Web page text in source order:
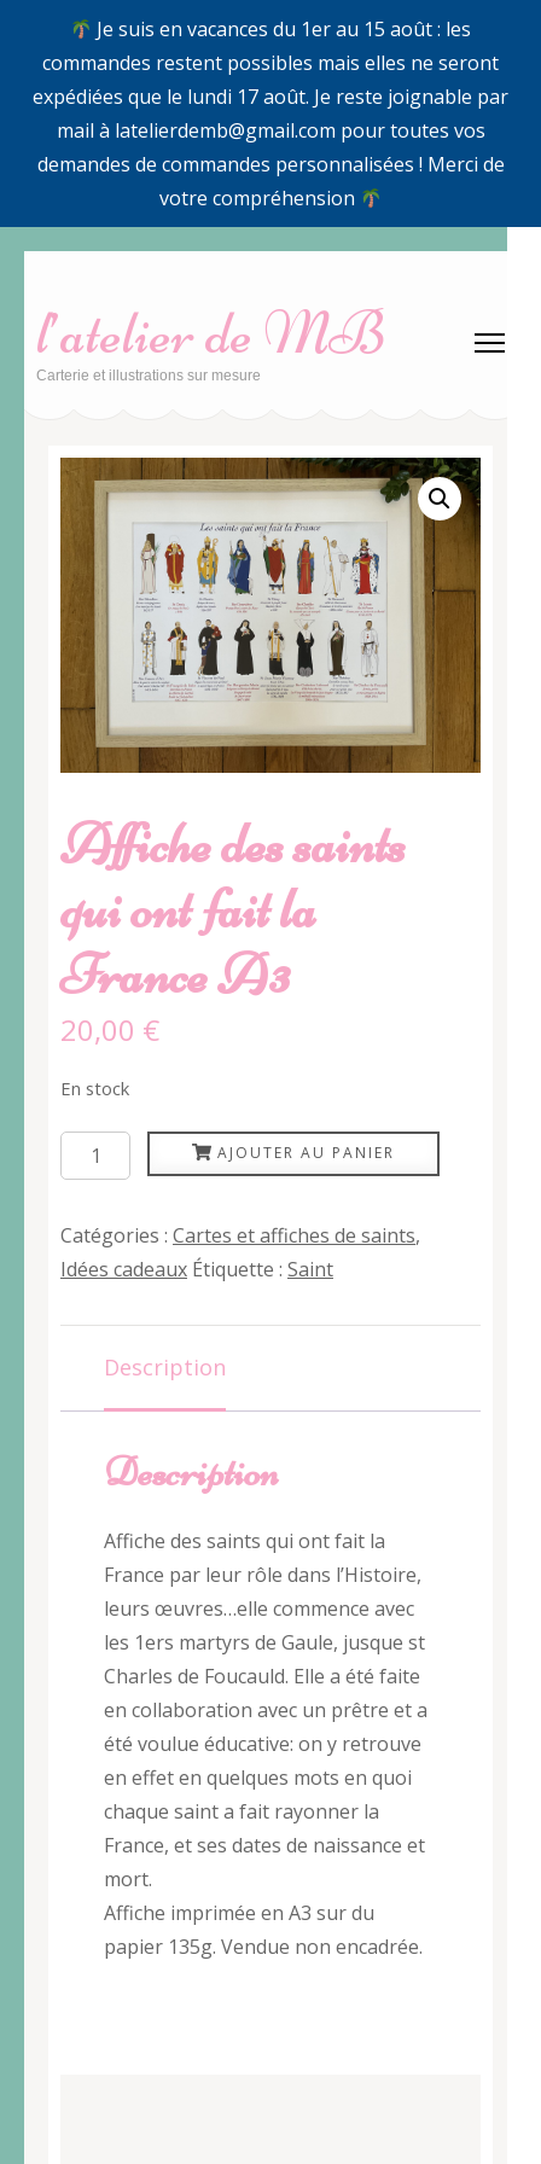
Je suis en vacances du 1er au 15 août : les
commandes restent possibles mais elles ne seront
expédiées que le lundi 17 août. Je reste joignable par
mail à latelierdemb@gmail.com pour toutes vos
demandes de commandes personnalisées ! Merci de
votre compréhension
contenu
(Pressez
l’atelier de MB
Carterie et illustrations sur mesure
Affiche des saints
qui ont fait la
France A3
20,00 €
En stock
quantité
de
des
saints
la
France
AJOUTER AU PANIER
Catégories : Cartes et affiches de saints,
Idées cadeaux Étiquette : Saint
Description
Description
Affiche des saints qui ont fait la
France par leur rôle dans l’Histoire,
leurs œuvres…elle commence avec
les 1ers martyrs de Gaule, jusque st
Charles de Foucauld. Elle a été faite
en collaboration avec un prêtre et a
été voulue éducative: on y retrouve
en effet en quelques mots en quoi
chaque saint a fait rayonner la
France, et ses dates de naissance et
mort.
Affiche imprimée en A3 sur du
papier 135g. Vendue non encadrée.